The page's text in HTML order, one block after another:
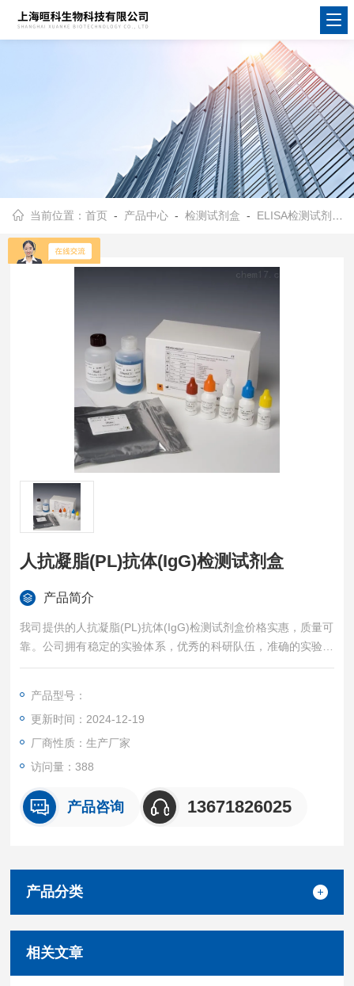
当前位置：首页 - 产品中心 -检测试剂盒 - ELISA检测试剂盒
人抗凝脂(PL)抗体(IgG)检测试剂盒
产品简介
我司提供的人抗凝脂(PL)抗体(IgG)检测试剂盒价格实惠，质量可
靠。公司拥有稳定的实验体系，优秀的科研队伍，准确的实验结
果，是您值得信赖的合作伙伴，凡购买我司的试剂盒产品都可提
产品型号：
更新时间：2024-12-19
厂商性质：生产厂家
访问量：388
产品咨询 13671826025
产品分类
相关文章